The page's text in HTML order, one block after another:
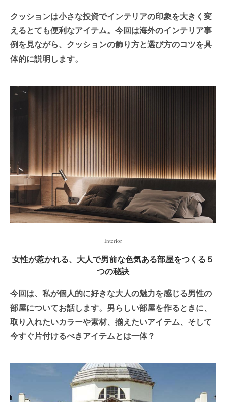
クッションは小さな投資でインテリアの印象を大きく変
えるとても便利なアイテム。今回は海外のインテリア事
例を見ながら、クッションの飾り方と選び方のコツを具
体的に説明します。
Interior
女性が惹かれる、大人で男前な色気ある部屋をつくる５
つの秘訣
今回は、私が個人的に好きな大人の魅力を感じる男性の
部屋についてお話します。男らしい部屋を作るときに、
取り入れたいカラーや素材、揃えたいアイテム、そして
今すぐ片付けるべきアイテムとは一体？